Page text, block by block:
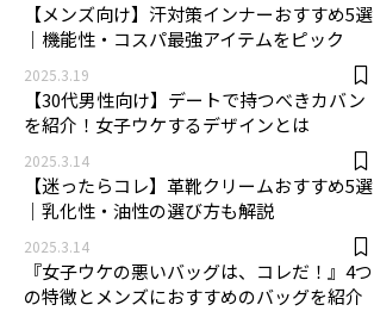
【メンズ向け】汗対策インナーおすすめ5選
｜機能性・コスパ最強アイテムをピック
2025.3.19
【30代男性向け】デートで持つべきカバン
を紹介！女子ウケするデザインとは
2025.3.14
【迷ったらコレ】革靴クリームおすすめ5選
｜乳化性・油性の選び方も解説
2025.3.14
『女子ウケの悪いバッグは、コレだ！』4つ
の特徴とメンズにおすすめのバッグを紹介